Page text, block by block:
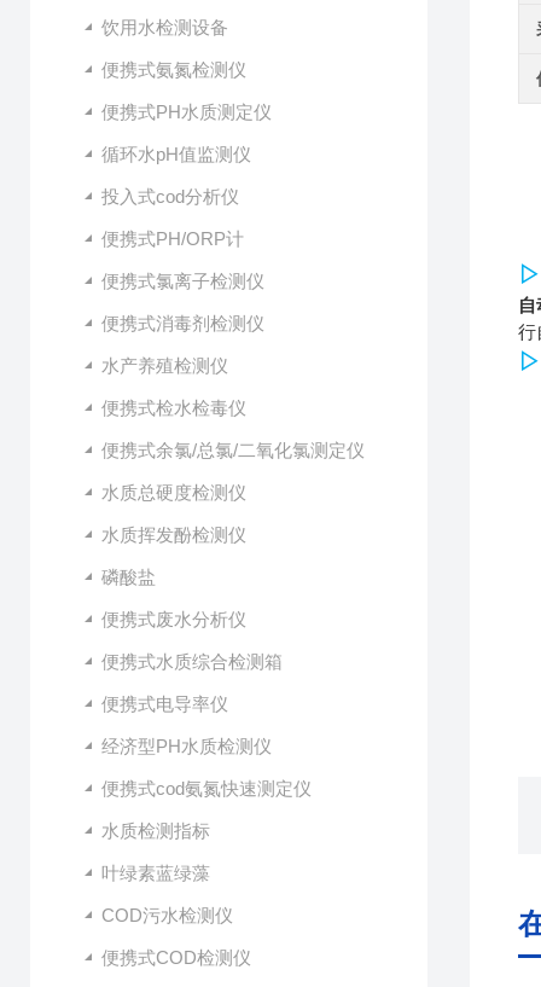
饮用水检测设备
便携式氨氮检测仪
便携式PH水质测定仪
循环水pH值监测仪
投入式cod分析仪
便携式PH/ORP计
便携式氯离子检测仪
便携式消毒剂检测仪
水产养殖检测仪
便携式检水检毒仪
便携式余氯/总氯/二氧化氯测定仪
水质总硬度检测仪
水质挥发酚检测仪
磷酸盐
便携式废水分析仪
便携式水质综合检测箱
便携式电导率仪
经济型PH水质检测仪
便携式cod氨氮快速测定仪
水质检测指标
叶绿素蓝绿藻
COD污水检测仪
便携式COD检测仪
▷
行
▷